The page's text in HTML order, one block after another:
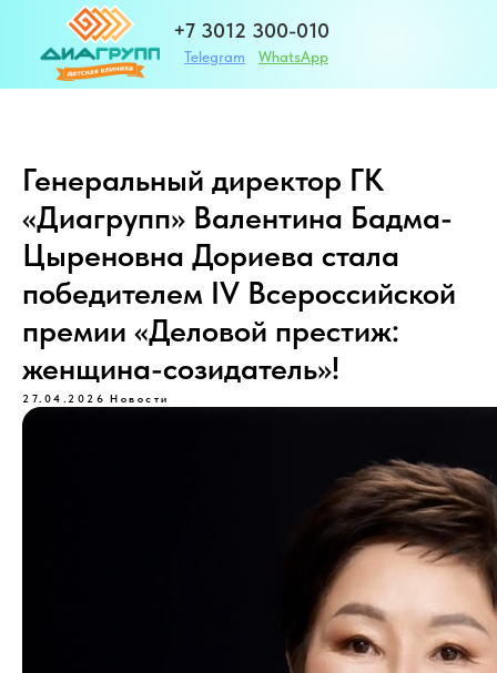
ЗАПИСАТЬСЯ
+7 3012 300-010
WhatsApp
Telegram
Адрес
Генеральный директор ГК
«Диагрупп» Валентина Бадма-
Цыреновна Дориева стала
победителем IV Всероссийской
премии «Деловой престиж:
женщина-созидатель»!
27.04.2026 Новости